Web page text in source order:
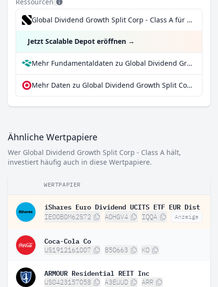
Global Dividend Growth Split Corp - Class A für 0,99€/Trade inkl. Dividend Reinvestment Plan
Jetzt Scalable Depot eröffnen →
Mehr Fundamentaldaten zu Global Dividend Growth Split Corp - Class A bei Parqet
Mehr Daten zu Global Dividend Growth Split Corp - Class A bei extraETF
Ähnliche Wertpapiere
Wer Global Dividend Growth Split Corp - Class A hält,
investiert häufig auch in diese Wertpapiere.
WERTPAPIER
iShares Euro Dividend UCITS ETF EUR Dist
IE00B0M62S72 A0HGV4 IQQA Anzeige
Coca-Cola Co
US1912161007 850663 KO
ARMOUR Residential REIT Inc
US0423157058 A3EUUD ARR